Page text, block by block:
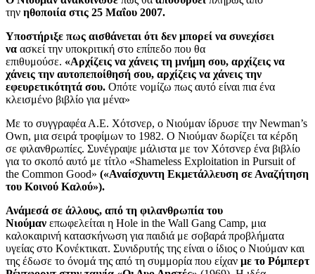
την ηθοποιία στις 25 Μαΐου 2007.
Υποστήριξε πως αισθάνεται ότι δεν μπορεί να συνεχίσει
να ασκεί την υποκριτική στο επίπεδο που θα
επιθυμούσε. «Αρχίζεις να χάνεις τη μνήμη σου, αρχίζεις να
χάνεις την αυτοπεποίθησή σου, αρχίζεις να χάνεις την
εφευρετικότητά σου. Οπότε νομίζω πως αυτό είναι πια ένα
κλεισμένο βιβλίο για μένα»
Με το συγγραφέα Α.Ε. Χότσνερ, ο Νιούμαν ίδρυσε την Newman’s
Own, μια σειρά τροφίμων το 1982. Ο Νιούμαν δωρίζει τα κέρδη
σε φιλανθρωπίες. Συνέγραψε μάλιστα με τον Χότσνερ ένα βιβλίο
για το σκοπό αυτό με τίτλο «Shameless Exploitation in Pursuit of
the Common Good» («Αναίσχυντη Εκμετάλλευση σε Αναζήτηση
του Κοινού Καλού»).
Ανάμεσά σε άλλους, από τη φιλανθρωπία του
Νιούμαν επωφελείται η Hole in the Wall Gang Camp, μια
καλοκαιρινή κατασκήνωση για παιδιά με σοβαρά προβλήματα
υγείας στο Κονέκτικατ. Συνιδρυτής της είναι ο ίδιος ο Νιούμαν και
της έδωσε το όνομά της από τη συμμορία που είχαν με το Ρόμπερτ